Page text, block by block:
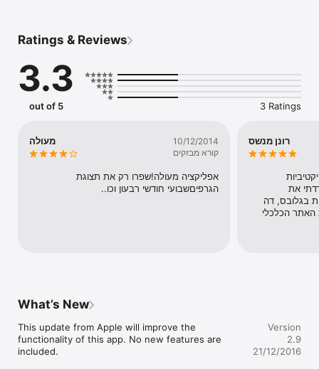
יכולות האפליקציה
* פורומים: קריאה, כתיבה, צפייה בגרפים וצפייה בקישורים בכל הפורומים
הקיימים באתר האינטרנטי.
Ratings & Reviews
3.3
out of 5 3 Ratings
מעולה
10/12/2014
קורא מבזקים
הגרפיםשבועי חודשי רבעון וכו..
רונן מנשס
What’s New
This update from Apple will improve the
functionality of this app. No new features are
included.
Version
2.9
21/12/2016